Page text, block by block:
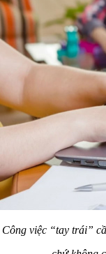
Công việc “tay trái”